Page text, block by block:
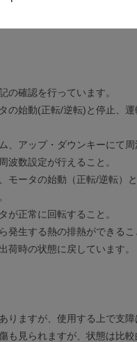
の確認を行っています。
の始動(正転/逆転)と停止、
アップ・ダウンキーにて周
波数設定が行えること。
モータの始動（正転/逆転）
が正常に回転すること。
発生する熱の排熱ができるこ
時の状態に戻しています。
りますが、使用する上で支
見られますが、状態は比較